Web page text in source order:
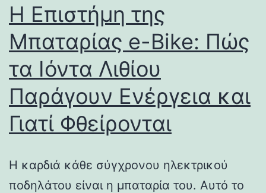
Η Επιστήμη της
Μπαταρίας e-Bike: Πώς
τα Ιόντα Λιθίου
Παράγουν Ενέργεια και
Γιατί Φθείρονται
Η καρδιά κάθε σύγχρονου ηλεκτρικού
ποδηλάτου είναι η μπαταρία του. Αυτό το